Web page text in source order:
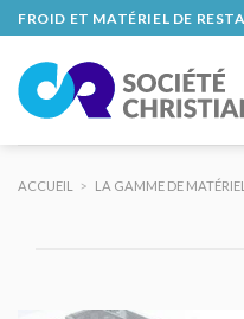
Skip
to
content
FROID ET MATÉRIEL DE
ACCUEIL > LA GAMME DE MATÉRIEL